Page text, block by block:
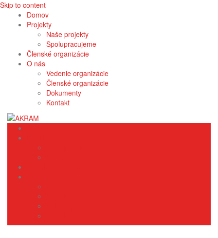
Skip to content
Domov
Projekty
Naše projekty
Spolupracujeme
Členské organizácie
O nás
Vedenie organizácie
Členské organizácie
Dokumenty
Kontakt